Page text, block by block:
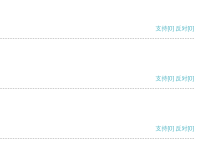
支持[0] 反对[0]
支持[0] 反对[0]
支持[0] 反对[0]